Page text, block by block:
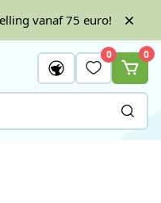
vanaf 75 euro!
0 0